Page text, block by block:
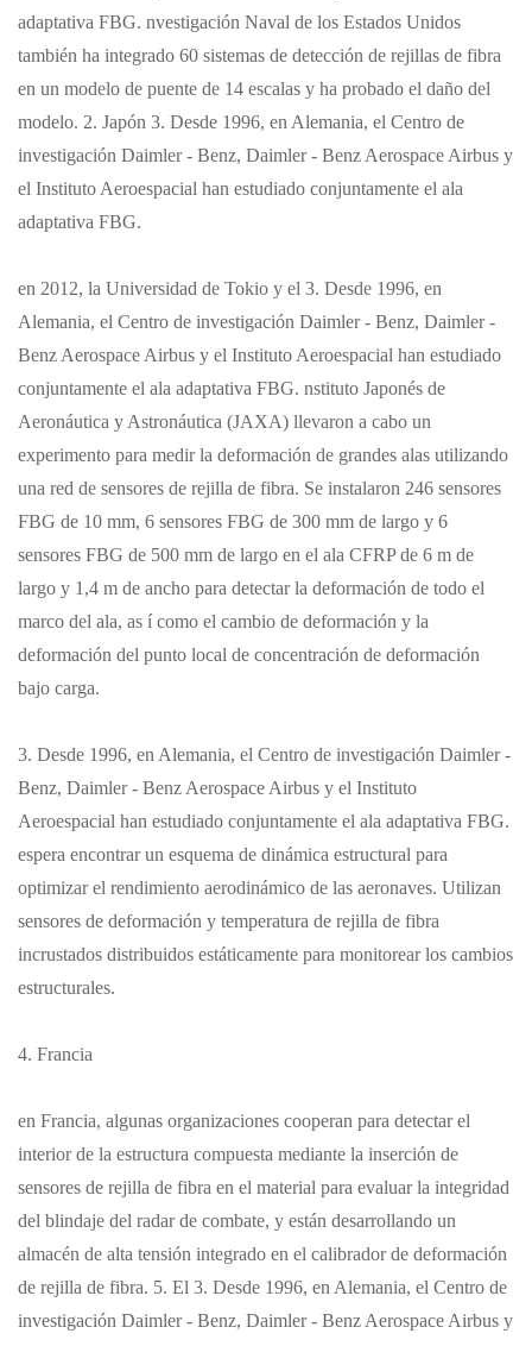
adaptativa FBG. nvestigación Naval de los Estados Unidos
también ha integrado 60 sistemas de detección de rejillas de fibra
en un modelo de puente de 14 escalas y ha probado el daño del
modelo. 2. Japón 3. Desde 1996, en Alemania, el Centro de
investigación Daimler - Benz, Daimler - Benz Aerospace Airbus y
el Instituto Aeroespacial han estudiado conjuntamente el ala
adaptativa FBG.
en 2012, la Universidad de Tokio y el 3. Desde 1996, en
Alemania, el Centro de investigación Daimler - Benz, Daimler -
Benz Aerospace Airbus y el Instituto Aeroespacial han estudiado
conjuntamente el ala adaptativa FBG. nstituto Japonés de
Aeronáutica y Astronáutica (JAXA) llevaron a cabo un
experimento para medir la deformación de grandes alas utilizando
una red de sensores de rejilla de fibra. Se instalaron 246 sensores
FBG de 10 mm, 6 sensores FBG de 300 mm de largo y 6
sensores FBG de 500 mm de largo en el ala CFRP de 6 m de
largo y 1,4 m de ancho para detectar la deformación de todo el
marco del ala, as í como el cambio de deformación y la
deformación del punto local de concentración de deformación
bajo carga.
3. Desde 1996, en Alemania, el Centro de investigación Daimler -
Benz, Daimler - Benz Aerospace Airbus y el Instituto
Aeroespacial han estudiado conjuntamente el ala adaptativa FBG.
espera encontrar un esquema de dinámica estructural para
optimizar el rendimiento aerodinámico de las aeronaves. Utilizan
sensores de deformación y temperatura de rejilla de fibra
incrustados distribuidos estáticamente para monitorear los cambios
estructurales.
4. Francia
en Francia, algunas organizaciones cooperan para detectar el
interior de la estructura compuesta mediante la inserción de
sensores de rejilla de fibra en el material para evaluar la integridad
del blindaje del radar de combate, y están desarrollando un
almacén de alta tensión integrado en el calibrador de deformación
de rejilla de fibra. 5. El 3. Desde 1996, en Alemania, el Centro de
investigación Daimler - Benz, Daimler - Benz Aerospace Airbus y